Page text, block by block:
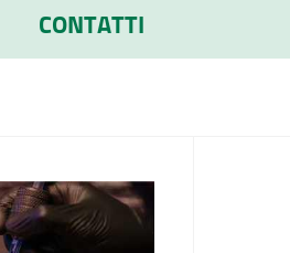
CONTATTI